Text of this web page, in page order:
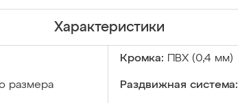
Характеристики
Кромка: ПВХ (0,4 мм)
размера Раздвижная система: